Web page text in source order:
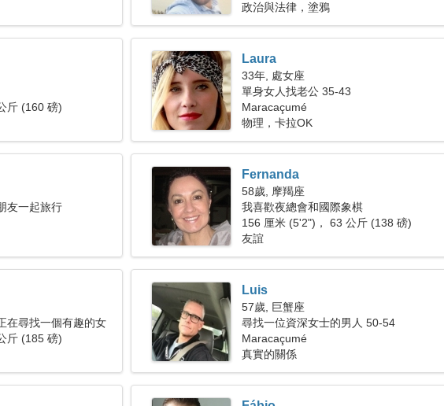
政治與法律，塗鴉
斤 (160 磅)
Laura
33年, 處女座
單身女人找老公 35-43
Maracaçumé
物理，卡拉OK
友一起旅行
Fernanda
58歲, 摩羯座
我喜歡夜總會和國際象棋
156 厘米 (5'2")， 63 公斤 (138 磅)
友誼
在尋找一個有趣的女
斤 (185 磅)
Luis
57歲, 巨蟹座
尋找一位資深女士的男人 50-54
Maracaçumé
真實的關係